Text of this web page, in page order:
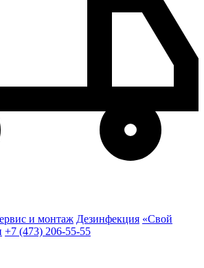
и монтаж Дезинфекция «Свой
+7 (473) 206-55-55